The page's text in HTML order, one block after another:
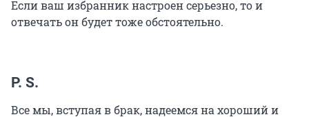
Если ваш избранник настроен серьезно, то и
отвечать он будет тоже обстоятельно.
P. S.
Все мы, вступая в брак, надеемся на хороший и